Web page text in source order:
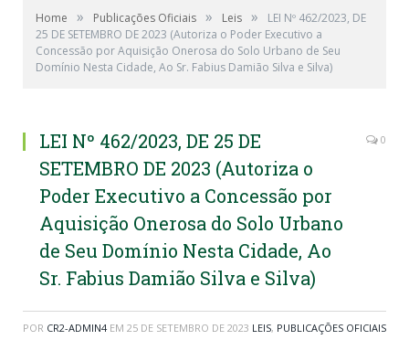
Home » Publicações Oficiais » Leis »
LEI Nº 462/2023, DE
25 DE SETEMBRO DE 2023 (Autoriza o Poder Executivo a
Concessão por Aquisição Onerosa do Solo Urbano de Seu
Domínio Nesta Cidade, Ao Sr. Fabius Damião Silva e Silva)
LEI Nº 462/2023, DE 25 DE
SETEMBRO DE 2023 (Autoriza o
Poder Executivo a Concessão por
Aquisição Onerosa do Solo Urbano
de Seu Domínio Nesta Cidade, Ao
Sr. Fabius Damião Silva e Silva)
0
POR CR2-ADMIN4 EM 25 DE SETEMBRO DE 2023 LEIS, PUBLICAÇÕES OFICIAIS